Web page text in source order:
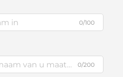
0/100
0/200